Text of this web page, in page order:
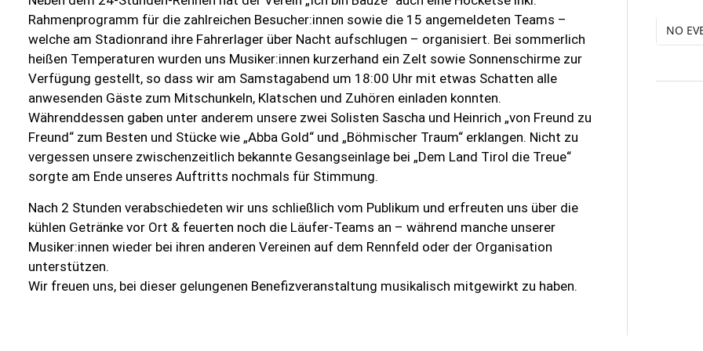
Rahmenprogramm für die zahlreichen Besucher:innen sowie die 15 angemeldeten Teams –
welche am Stadionrand ihre Fahrerlager über Nacht aufschlugen – organisiert. Bei sommerlich
heißen Temperaturen wurden uns Musiker:innen kurzerhand ein Zelt sowie Sonnenschirme zur
Verfügung gestellt, so dass wir am Samstagabend um 18:00 Uhr mit etwas Schatten alle
anwesenden Gäste zum Mitschunkeln, Klatschen und Zuhören einladen konnten.
Währenddessen gaben unter anderem unsere zwei Solisten Sascha und Heinrich „von Freund zu
Freund“ zum Besten und Stücke wie „Abba Gold“ und „Böhmischer Traum“ erklangen. Nicht zu
vergessen unsere zwischenzeitlich bekannte Gesangseinlage bei „Dem Land Tirol die Treue“
sorgte am Ende unseres Auftritts nochmals für Stimmung.
Nach 2 Stunden verabschiedeten wir uns schließlich vom Publikum und erfreuten uns über die
kühlen Getränke vor Ort & feuerten noch die Läufer-Teams an – während manche unserer
Musiker:innen wieder bei ihren anderen Vereinen auf dem Rennfeld oder der Organisation
unterstützen.
Wir freuen uns, bei dieser gelungenen Benefizveranstaltung musikalisch mitgewirkt zu haben.
NO